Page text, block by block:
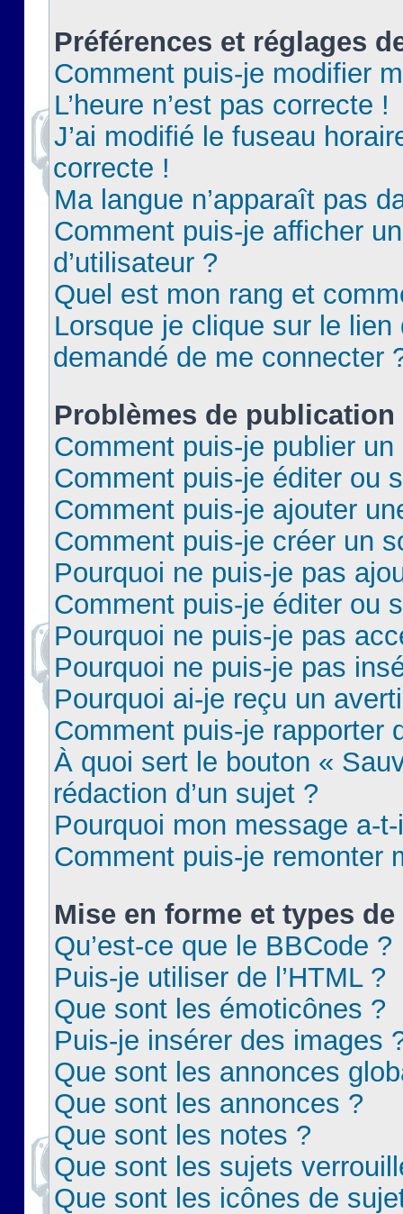
Préférences et réglages
Comment puis-je modifier
L’heure n’est pas correcte !
J’ai modifié le fuseau
correcte !
Ma langue n’apparaît pas
Comment puis-je afficher
d’utilisateur ?
Quel est mon rang et
Lorsque je clique sur le lien
demandé de me connecter
Problèmes de publication
Comment puis-je publier
Comment puis-je éditer ou
Comment puis-je ajouter
Comment puis-je créer un
Pourquoi ne puis-je pas
Comment puis-je éditer ou
Pourquoi ne puis-je pas
Pourquoi ne puis-je pas
Pourquoi ai-je reçu un
Comment puis-je rapporter
À quoi sert le bouton «
rédaction d’un sujet ?
Pourquoi mon message a-
Comment puis-je remonter
Mise en forme et types
Qu’est-ce que le BBCode ?
Puis-je utiliser de l’HTML ?
Que sont les émoticônes ?
Puis-je insérer des images
Que sont les annonces
Que sont les annonces ?
Que sont les notes ?
Que sont les sujets
Que sont les icônes de